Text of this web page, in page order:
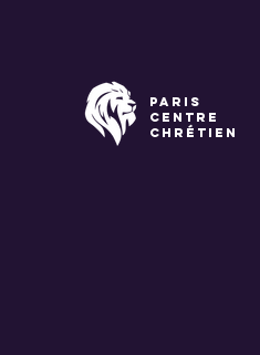
paris
centre
chrétien